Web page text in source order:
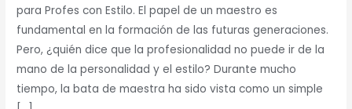
para Profes con Estilo. El papel de un maestro es
fundamental en la formación de las futuras generaciones.
Pero, ¿quién dice que la profesionalidad no puede ir de la
mano de la personalidad y el estilo? Durante mucho
tiempo, la bata de maestra ha sido vista como un simple